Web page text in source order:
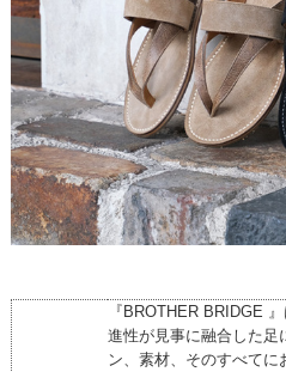
『BROTHER BRIDGE
進性が見事に融合した足
ン、素材、そのすべてに